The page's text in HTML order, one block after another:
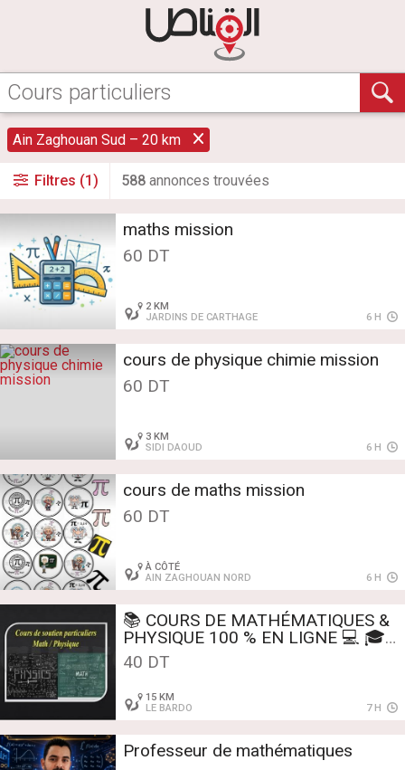
Ain Zaghouan Sud – 20 km
Filtres (1) 588 annonces trouvées
maths mission
60 DT
2 KM
JARDINS DE CARTHAGE
6 H
cours de physique chimie mission
60 DT
3 KM
SIDI DAOUD
6 H
cours de maths mission
60 DT
À CÔTÉ
AIN ZAGHOUAN NORD
6 H
📚 COURS DE MATHÉMATIQUES &
PHYSIQUE 100 % EN LIGNE 💻 🎓
Première & Terminale Spé–
Préparation aux examens et au BAC
40 DT
15 KM
LE BARDO
7 H
Professeur de mathématiques